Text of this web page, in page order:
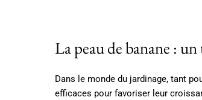
La peau de banane :
Dans le monde du jardinage, tant
efficaces pour favoriser leur